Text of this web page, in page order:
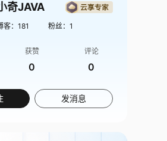
奇JAVA
客： 181 粉丝： 1
获赞
0
评论
0
发消息